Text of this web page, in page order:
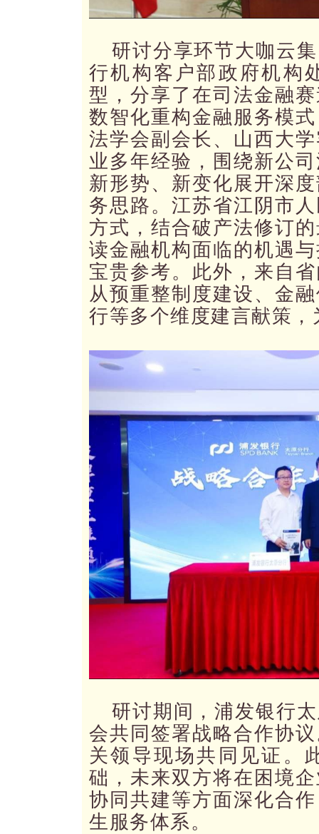
研讨分享环节大咖云
行机构客户部政府机构
型，分享了在司法金融
数智化重构金融服务模
法学会副会长、山西大
业多年经验，围绕新公
新形势、新变化展开深
务思路。江苏省江阴市
方式，结合破产法修订
读金融机构面临的机遇
宝贵参考。此外，来自
从预重整制度建设、金
行等多个维度建言献策
研讨期间，浦发银行
会共同签署战略合作协
关领导现场共同见证。
础，未来双方将在困境
协同共建等方面深化合
生服务体系。